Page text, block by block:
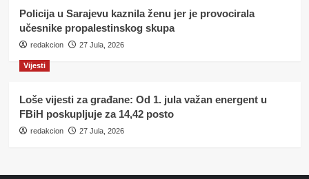
Policija u Sarajevu kaznila ženu jer je provocirala
učesnike propalestinskog skupa
redakcion 27 Jula, 2026
Vijesti
Loše vijesti za građane: Od 1. jula važan energent u
FBiH poskupljuje za 14,42 posto
redakcion 27 Jula, 2026